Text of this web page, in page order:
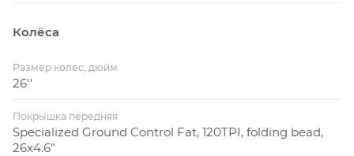
Подседельный
штырь
управление, ø 30.9мм, ход S:
Колёса
Размер колес, дюйм
26''
Покрышка передняя
Specialized Ground Control Fat, 120TPI, folding bead,
26x4.6"